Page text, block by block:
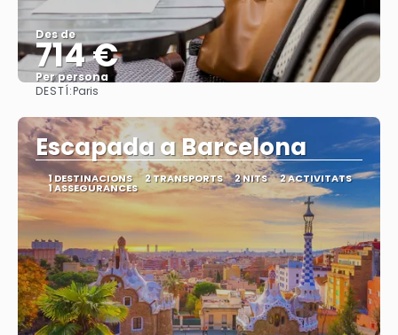
Des de
714 €
Per persona
DESTÍ:Paris
Escapada a Barcelona
1 DESTINACIONS 2 TRANSPORTS 2 NITS 2 ACTIVITATS
1 ASSEGURANCES